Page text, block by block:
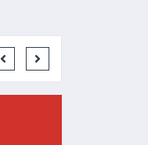
INMINENTE AMENAZA